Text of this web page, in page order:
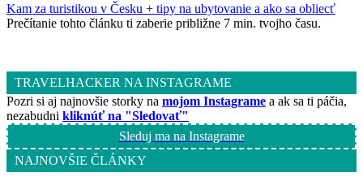
Kam za turistikou v Česku + tipy na ubytovanie a ako sa obliecť
Prečítanie tohto článku ti zaberie približne 7 min. tvojho času.
TRAVELHACKER NA INSTAGRAME
Pozri si aj najnovšie storky na mojom Instagrame a ak sa ti páčia,
nezabudni kliknúť na "Sledovať"
Sleduj ma na Instagrame
NAJNOVŠIE ČLÁNKY